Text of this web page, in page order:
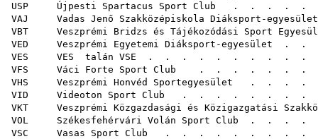
USP Újpesti Spartacus Sport Club . . . . . .
VAJ Vadas Jenő Szakközépiskola Diáksport-egyesület
VBT Veszprémi Bridzs és Tájékozódási Sport
VED Veszprémi Egyetemi Diáksport-egyesület . .
VES VES talán VSE . . . . . . . .
VFS Váci Forte Sport Club . . . . . . .
VHS Veszprémi Honvéd Sportegyesület . . . . .
VID Videoton Sport Club . . . . . . . . . .
VKT Veszprémi Közgazdasági és Közigazgatási
VOL Székesfehérvári Volán Sport Club . . . . .
VSC Vasas Sport Club . . . . . . . . . .